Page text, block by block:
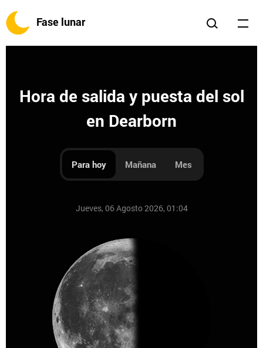
Fase lunar
Hora de salida y puesta del sol
en Dearborn
Para hoy Mañana Mes
Jueves, 06 Agosto 2026, 01:04